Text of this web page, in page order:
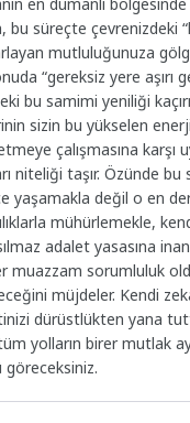
süreçte çevrenizdeki
mutluluğunuza
“gereksiz yere aşırı
bu samimi yeniliği
sizin bu yükselen
çalışmasına karşı
niteliği taşır. Özünde bu
yaşamakla değil o en
mühürlemekle,
adalet yasasına
muazzam sorumluluk
müjdeler. Kendi
dürüstlükten yana
yolların birer mutlak